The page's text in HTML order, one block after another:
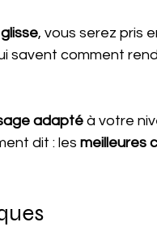
, vous serez pris
savent comment
adapté à votre
dit : les meilleures